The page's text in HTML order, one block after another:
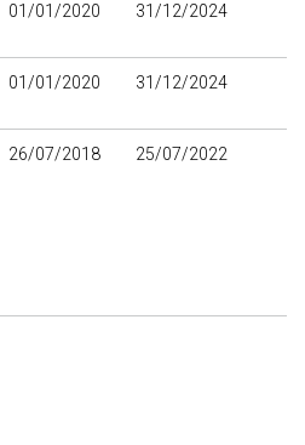
01/01/2020 31/12/2024
01/01/2020 31/12/2024
26/07/2018 25/07/2022